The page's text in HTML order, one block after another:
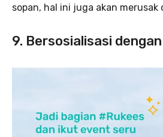
sopan, hal ini juga akan merusak
9. Bersosialisasi